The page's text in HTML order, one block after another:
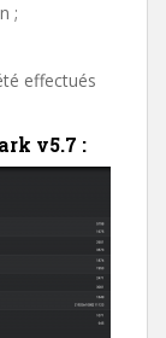
;
effectués
v5.7 :